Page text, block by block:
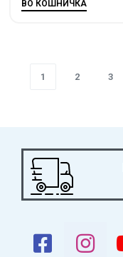
ВО КОШНИЧКА
1 2 3